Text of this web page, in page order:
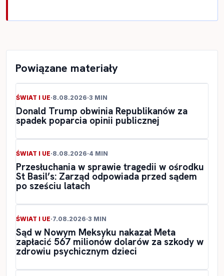
Powiązane materiały
ŚWIAT I UE·8.08.2026·3 MIN
Donald Trump obwinia Republikanów za
spadek poparcia opinii publicznej
ŚWIAT I UE·8.08.2026·4 MIN
Przesłuchania w sprawie tragedii w ośrodku
St Basil’s: Zarząd odpowiada przed sądem
po sześciu latach
ŚWIAT I UE·7.08.2026·3 MIN
Sąd w Nowym Meksyku nakazał Meta
zapłacić 567 milionów dolarów za szkody w
zdrowiu psychicznym dzieci